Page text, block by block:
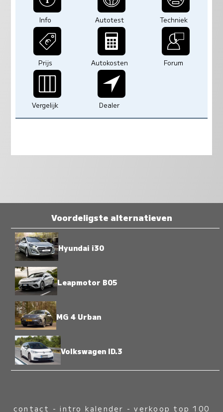
Info Autotest Techniek
Prijs Autokosten Forum
Vergelijk Dealer
Voordeligste alternatieven
Hyundai i30
Leapmotor B05
MG 4 Urban
Volkswagen ID.3
contact -intro kalender -verkoop top 100